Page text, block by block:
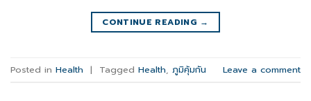
CONTINUE READING →
Posted in Health | Tagged Health ภูมิคุ้มกัน Leave a comment